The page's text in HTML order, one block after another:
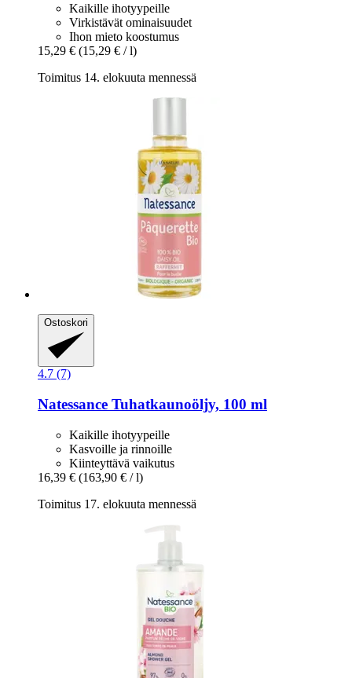
Kaikille ihotyypeille
Virkistävät ominaisuudet
Ihon mieto koostumus
15,29 € (15,29 € / l)
Toimitus 14. elokuuta mennessä
Ostoskori
4.7 (7)
Natessance Tuhatkaunoöljy, 100 ml
Kaikille ihotyypeille
Kasvoille ja rinnoille
Kiinteyttävä vaikutus
16,39 € (163,90 € / l)
Toimitus 17. elokuuta mennessä